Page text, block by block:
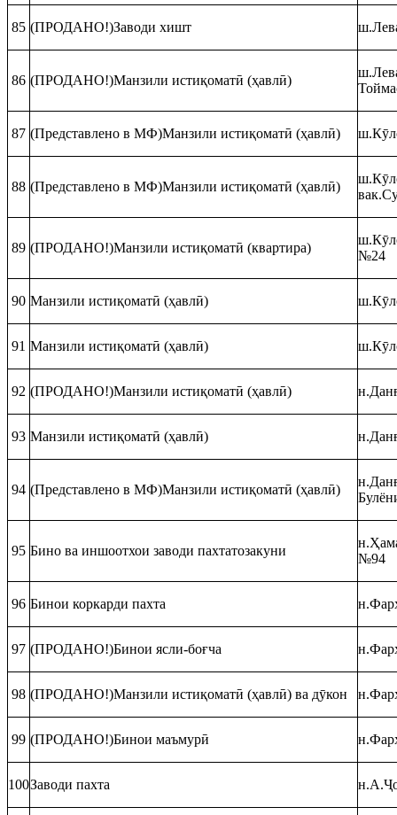
85 (ПРОДАНО!)Заводи хишт
86 (ПРОДАНО!)Манзили истиқоматӣ (ҳавлӣ)
87 (Представлено в МФ)Манзили истиқоматӣ (ҳавлӣ)
88 (Представлено в МФ)Манзили истиқоматӣ (ҳавлӣ)
89 (ПРОДАНО!)Манзили истиқоматӣ (квартира)
№24
90 Манзили истиқоматӣ (ҳавлӣ)
91 Манзили истиқоматӣ (ҳавлӣ)
92 (ПРОДАНО!)Манзили истиқоматӣ (ҳавлӣ)
93 Манзили истиқоматӣ (ҳавлӣ)
94 (Представлено в МФ)Манзили истиқоматӣ (ҳавлӣ)
95 Бино ва иншоотхои заводи пахтатозакуни
№94
96 Бинои коркарди пахта
97 (ПРОДАНО!)Бинои ясли-боғча
98 (ПРОДАНО!)Манзили истиқоматӣ (ҳавлӣ) ва дӯкон
99 (ПРОДАНО!)Бинои маъмурӣ
100Заводи пахта